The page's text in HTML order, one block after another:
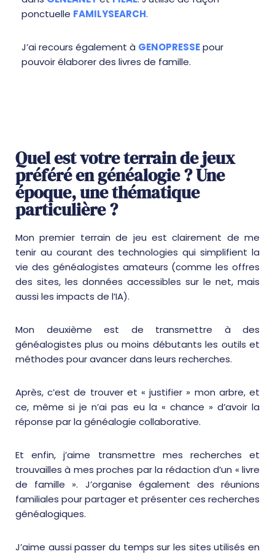
ponctuelle FAMILYSEARCH.
J’ai recours également à GENOPRESSEpour
pouvoir élaborer des livres de famille.
Quel est votre terrain de jeux
préféré en généalogie ? Une
époque, une thématique
particulière ?
Mon premier terrain de jeu est clairement de me
tenir au courant des technologies qui simplifient la
vie des généalogistes amateurs (comme les offres
des sites, les données accessibles sur le net, mais
aussi les impacts de l’IA).
Mon deuxième est de transmettre à des
généalogistes plus ou moins débutants les outils et
méthodes pour avancer dans leurs recherches.
Après, c’est de trouver et « justifier » mon arbre, et
ce, même si je n’ai pas eu la « chance » d’avoir la
réponse par la généalogie collaborative.
Et enfin, j’aime transmettre mes recherches et
trouvailles à mes proches par la rédaction d’un « livre
de famille ». J’organise également des réunions
familiales pour partager et présenter ces recherches
généalogiques.
J’aime aussi passer du temps sur les sites utilisés en